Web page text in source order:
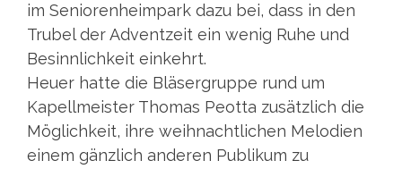
im Seniorenheimpark dazu bei, dass in den
Trubel der Adventzeit ein wenig Ruhe und
Besinnlichkeit einkehrt.
Heuer hatte die Bläsergruppe rund um
Kapellmeister Thomas Peotta zusätzlich die
Möglichkeit, ihre weihnachtlichen Melodien
einem gänzlich anderen Publikum zu